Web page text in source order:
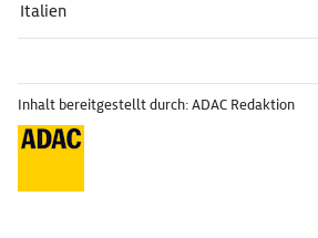
Italien
Inhalt bereitgestellt durch: ADAC Redaktion